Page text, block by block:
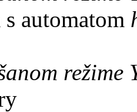
automatom
režime